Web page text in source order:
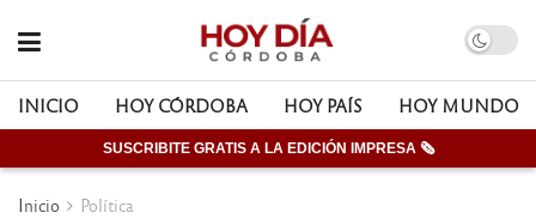
INICIO HOY CÓRDOBA HOY PAÍS HOY MUNDO
SUSCRIBITE GRATIS A LA EDICIÓN IMPRESA 🗞
Inicio Política